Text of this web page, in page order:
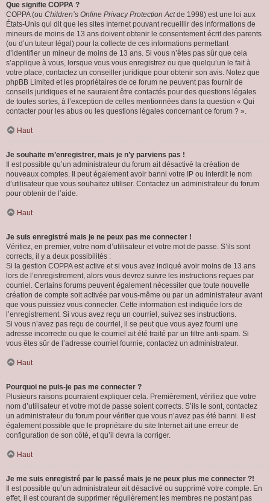
Que signifie COPPA ?
COPPA (ou Children’s Online Privacy Protection Actde 1998) est une loi aux
États-Unis qui dit que les sites Internet pouvant recueillir des informations de
mineurs de moins de 13 ans doivent obtenir le consentement écrit des parents
(ou d’un tuteur légal) pour la collecte de ces informations permettant
d’identifier un mineur de moins de 13 ans. Si vous n’êtes pas sûr que cela
s’applique à vous, lorsque vous vous enregistrez ou que quelqu’un le fait à
votre place, contactez un conseiller juridique pour obtenir son avis. Notez que
phpBB Limited et les propriétaires de ce forum ne peuvent pas fournir de
conseils juridiques et ne sauraient être contactés pour des questions légales
de toutes sortes, à l’exception de celles mentionnées dans la question « Qui
contacter pour les abus ou les questions légales concernant ce forum ? ».
Haut
Je souhaite m’enregistrer, mais je n’y parviens pas !
Il est possible qu’un administrateur du forum ait désactivé la création de
nouveaux comptes. Il peut également avoir banni votre IP ou interdit le nom
d’utilisateur que vous souhaitez utiliser. Contactez un administrateur du forum
pour obtenir de l’aide.
Haut
Je suis enregistré mais je ne peux pas me connecter !
Vérifiez, en premier, votre nom d’utilisateur et votre mot de passe. S’ils sont
corrects, il y a deux possibilités :
Si la gestion COPPA est active et si vous avez indiqué avoir moins de 13 ans
lors de l’enregistrement, alors vous devrez suivre les instructions reçues par
courriel. Certains forums peuvent également nécessiter que toute nouvelle
création de compte soit activée par vous-même ou par un administrateur avant
que vous puissiez vous connecter. Cette information est indiquée lors de
l’enregistrement. Si vous avez reçu un courriel, suivez ses instructions.
Si vous n’avez pas reçu de courriel, il se peut que vous ayez fourni une
adresse incorrecte ou que le courriel ait été traité par un filtre anti-spam. Si
vous êtes sûr de l’adresse courriel fournie, contactez un administrateur.
Haut
Pourquoi ne puis-je pas me connecter ?
Plusieurs raisons pourraient expliquer cela. Premièrement, vérifiez que votre
nom d’utilisateur et votre mot de passe soient corrects. S’ils le sont, contactez
un administrateur du forum pour vérifier que vous n’avez pas été banni. Il est
également possible que le propriétaire du site Internet ait une erreur de
configuration de son côté, et qu’il devra la corriger.
Haut
Je me suis enregistré par le passé mais je ne peux plus me connecter ?!
Il est possible qu’un administrateur ait désactivé ou supprimé votre compte. En
effet, il est courant de supprimer régulièrement les membres ne postant pas